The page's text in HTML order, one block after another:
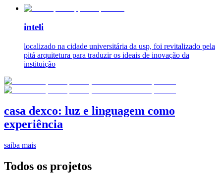
inteli
localizado na cidade universitária da usp, foi revitalizado pela
pitá arquitetura para traduzir os ideais de inovação da
instituição
casa dexco: luz e linguagem como
experiência
saiba mais
Todos os projetos